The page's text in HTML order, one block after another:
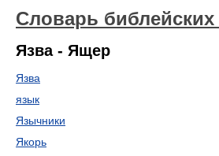
Словарь
Язва - Ящер
Язва
язык
Язычники
Якорь